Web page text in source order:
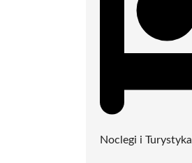
Noclegi i Turystyka